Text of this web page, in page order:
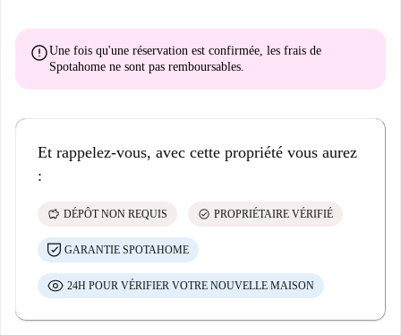
errorUne fois qu'une réservation est confirmée, les frais de
Spotahome ne sont pas remboursables.
Et rappelez-vous, avec cette propriété vous aurez
:
savings DÉPÔT NON REQUIS check_circle PROPRIÉTAIRE VÉRIFIÉ
GARANTIE SPOTAHOME
24H POUR VÉRIFIER VOTRE NOUVELLE MAISON